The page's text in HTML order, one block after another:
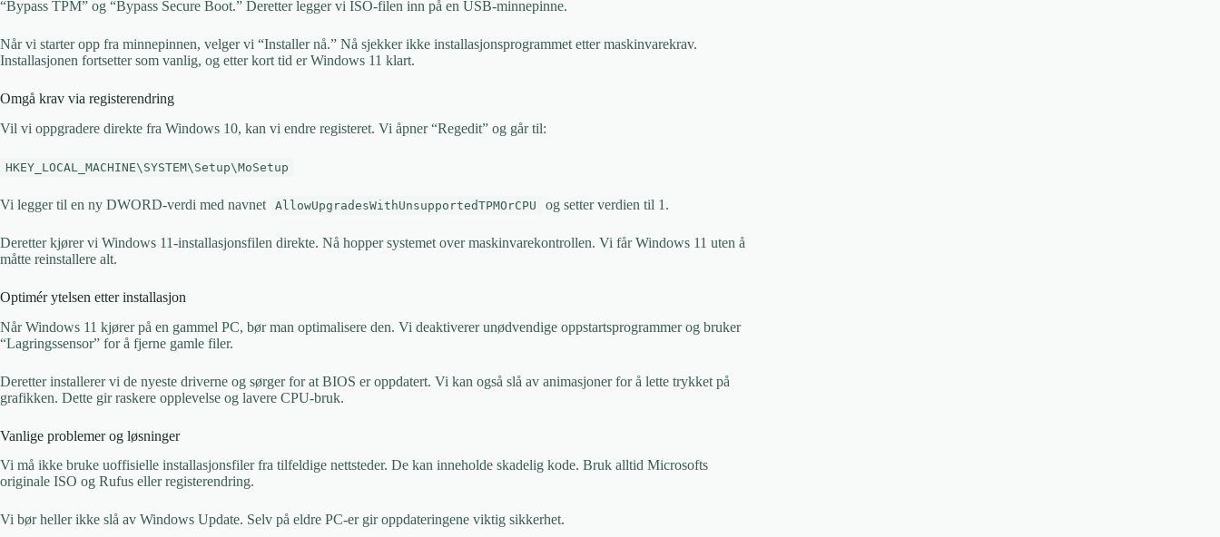
“Bypass TPM” og “Bypass Secure Boot.” Deretter legger vi ISO-filen inn på en USB-minnepinne.
Når vi starter opp fra minnepinnen, velger vi “Installer nå.” Nå sjekker ikke installasjonsprogrammet etter maskinvarekrav.
Installasjonen fortsetter som vanlig, og etter kort tid er Windows 11 klart.
Omgå krav via registerendring
Vil vi oppgradere direkte fra Windows 10, kan vi endre registeret. Vi åpner “Regedit” og går til:
HKEY_LOCAL_MACHINE\SYSTEM\Setup\MoSetup
Vi legger til en ny DWORD-verdi med navnet AllowUpgradesWithUnsupportedTPMOrCPU og setter verdien til 1.
Deretter kjører vi Windows 11-installasjonsfilen direkte. Nå hopper systemet over maskinvarekontrollen. Vi får Windows 11 uten å
måtte reinstallere alt.
Optimér ytelsen etter installasjon
Når Windows 11 kjører på en gammel PC, bør man optimalisere den. Vi deaktiverer unødvendige oppstartsprogrammer og bruker
“Lagringssensor” for å fjerne gamle filer.
Deretter installerer vi de nyeste driverne og sørger for at BIOS er oppdatert. Vi kan også slå av animasjoner for å lette trykket på
grafikken. Dette gir raskere opplevelse og lavere CPU-bruk.
Vanlige problemer og løsninger
Vi må ikke bruke uoffisielle installasjonsfiler fra tilfeldige nettsteder. De kan inneholde skadelig kode. Bruk alltid Microsofts
originale ISO og Rufus eller registerendring.
Vi bør heller ikke slå av Windows Update. Selv på eldre PC-er gir oppdateringene viktig sikkerhet.